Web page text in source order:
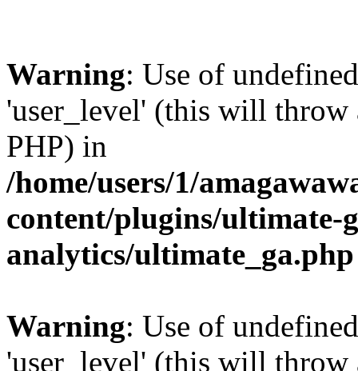
Warning: Use of
'user_level' (this will
PHP) in
/home/users/1/
content/plugins/ultimate-
analytics/ultimate_ga.php
Warning: Use of
'user_level' (this will